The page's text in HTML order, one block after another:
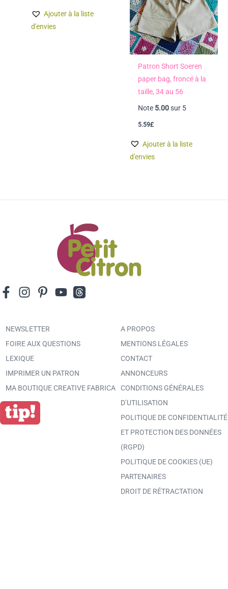
Ajouter à la liste
d'envies
Patron Short Soeren
paper bag, froncé à la
taille, 34 au 56
Note 5.00sur 5
5.59£
Ajouter à la liste
d'envies
NEWSLETTER
FOIRE AUX QUESTIONS
LEXIQUE
IMPRIMER UN PATRON
MA BOUTIQUE CREATIVE FABRICA
A PROPOS
MENTIONS LÉGALES
CONTACT
ANNONCEURS
CONDITIONS GÉNÉRALES
D’UTILISATION
POLITIQUE DE CONFIDENTIALITÉ
ET PROTECTION DES DONNÉES
(RGPD)
POLITIQUE DE COOKIES (UE)
PARTENAIRES
DROIT DE RÉTRACTATION